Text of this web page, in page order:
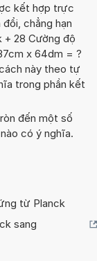
kết hợp trực
chẳng hạn
+ 28 Cường độ
x 64dm = ?
này theo tự
trong phần kết
đến một số
có ý nghĩa.
từ Planck
sang